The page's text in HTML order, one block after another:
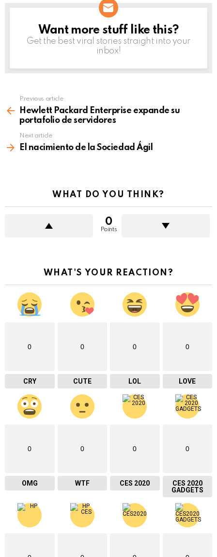
NEWSLETTER
Want more stuff like this?
Get the best viral stories straight into your
inbox!
more
Previous article
Hewlett Packard Enterprise expande su
portafolio de servidores
Next article
El nacimiento de la Sociedad Ágil
WHAT DO YOU THINK?
0
Points
WHAT'S YOUR REACTION?
0
CRY
0
CUTE
0
LOL
0
LOVE
0
OMG
0
WTF
0
CES 2020
0
CES 2020
GADGETS